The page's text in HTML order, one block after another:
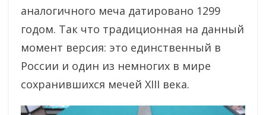
аналогичного меча датировано 1299
годом. Так что традиционная на данный
момент версия: это единственный в
России и один из немногих в мире
сохранившихся мечей XIII века.